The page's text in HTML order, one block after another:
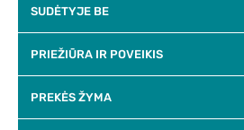
SUDĖTYJE BE
PRIEŽIŪRA IR POVEIKIS
PREKĖS ŽYMA